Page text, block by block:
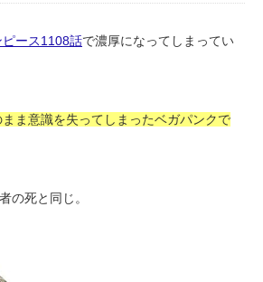
ピース1108話で濃厚になってしまってい
ま意識を失ってしまったベガパンクで
の死と同じ。